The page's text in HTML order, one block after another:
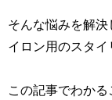
そんな悩みを解
イロン用のスタ
この記事でわかる